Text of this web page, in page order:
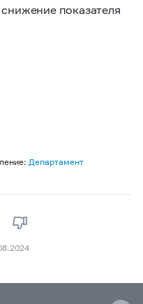
показателя
Департамент